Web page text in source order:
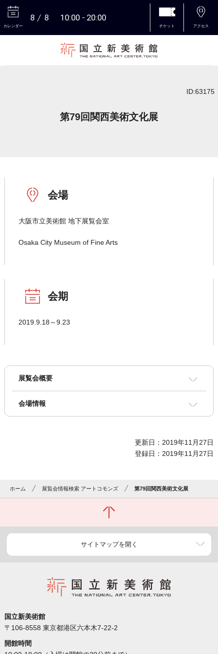
カレンダー
8 8 10:00 20:00
チケット アクセス
ID:63175
第79回関西美術文化展
会場
大阪市立美術館 地下展覧会室
Osaka City Museum of Fine Arts
会期
2019.9.18～9.23
展覧会概要
会場情報
更新日：2019年11月27日
登録日：2019年11月27日
ホーム 展覧会情報検索 アートコモンズ 第79回関西美術文化展
サイトマップを開く
国立新美術館
〒106-8558 東京都港区六本木7-22-2
開館時間